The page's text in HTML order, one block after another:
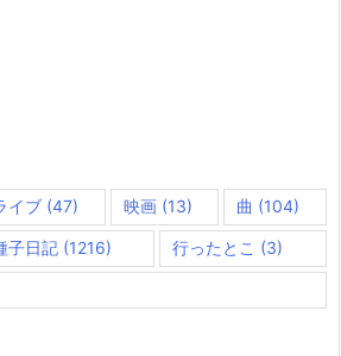
イブ(47) 映画(13) 曲 (104)
子日記(1216) 行ったとこ (3)